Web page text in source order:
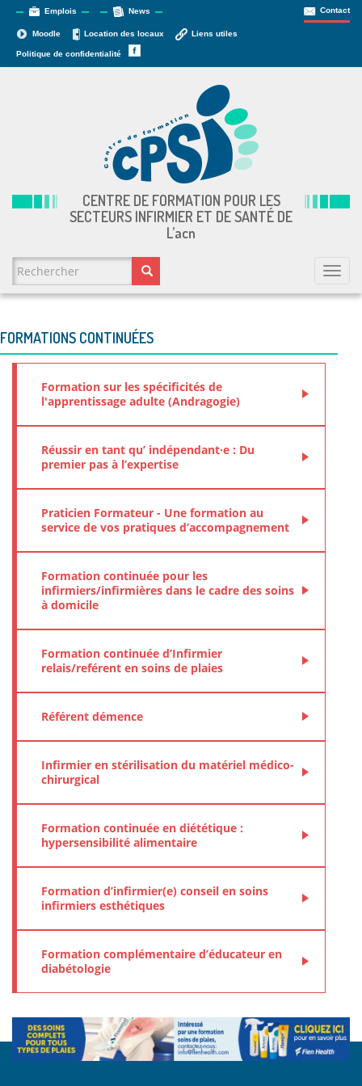
Emplois News
Moodle Location des locaux Liens utiles
Politique de confidentialité
Contact
CENTRE DE FORMATION POUR LES
SECTEURS INFIRMIER ET DE SANTÉ DE
L’acn
FORMULAIRE DE RECHERCHE
Rechercher
FORMATIONS CONTINUÉES
Formation sur les spécificités de
l'apprentissage adulte (Andragogie)
Réussir en tant qu’ indépendant·e : Du
premier pas à l’expertise
Praticien Formateur - Une formation au
service de vos pratiques d’accompagnement
Formation continuée pour les
infirmiers/infirmières dans le cadre des soins
à domicile
Formation continuée d’Infirmier
relais/reférent en soins de plaies
Référent démence
Infirmier en stérilisation du matériel médico-
chirurgical
Formation continuée en diététique :
hypersensibilité alimentaire
Formation d’infirmier(e) conseil en soins
infirmiers esthétiques
Formation complémentaire d’éducateur en
diabétologie